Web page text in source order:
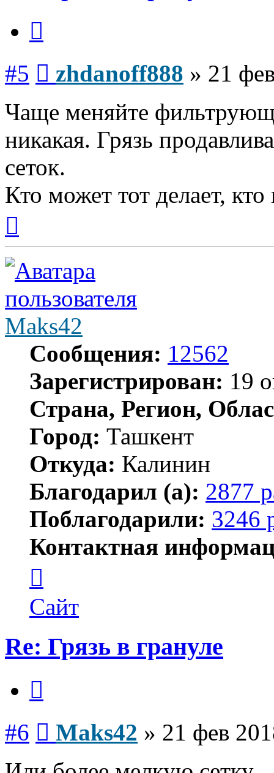
#5 zhdanoff888 » 21
Чаще меняйте
никакая. Грязь
сеток.
Кто может тот делает,
началу
Maks42
Сообщения: 12562
Зарегистрирован: 19
Страна, Регион,
Город: Ташкент
Откуда: Калинин
Благодарил (а): 2877
Поблагодарили: 3246
Контактная
пользователя
Maks42
Сайт
Re: Грязь в грануле
#6 Maks42 » 21 фев